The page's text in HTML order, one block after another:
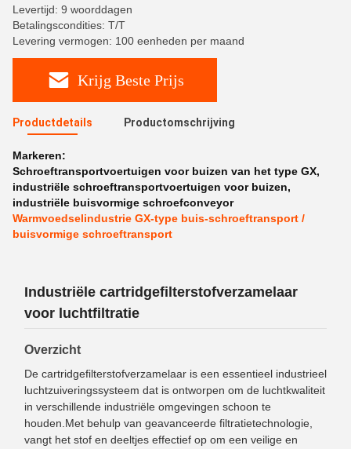
Levertijd: 9 woorddagen
Betalingscondities: T/T
Levering vermogen: 100 eenheden per maand
Krijg Beste Prijs
Productdetails Productomschrijving
Markeren:
Schroeftransportvoertuigen voor buizen van het type GX,
industriële schroeftransportvoertuigen voor buizen,
industriële buisvormige schroefconveyor
Warmvoedselindustrie GX-type buis-schroeftransport /
buisvormige schroeftransport
Industriële cartridgefilterstofverzamelaar
voor luchtfiltratie
Overzicht
De cartridgefilterstofverzamelaar is een essentieel industrieel
luchtzuiveringssysteem dat is ontworpen om de luchtkwaliteit
in verschillende industriële omgevingen schoon te
houden.Met behulp van geavanceerde filtratietechnologie,
vangt het stof en deeltjes effectief op om een veilige en